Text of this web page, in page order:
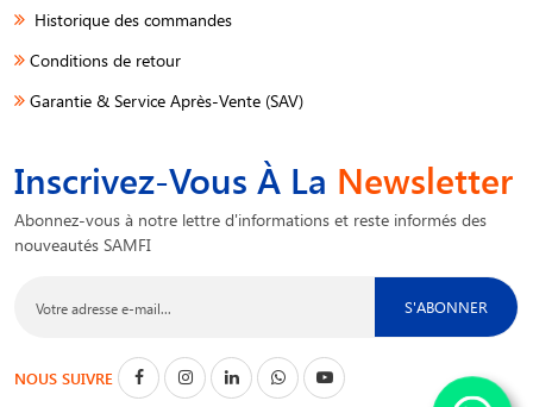
Historique des commandes
Conditions de retour
Garantie & Service Après-Vente (SAV)
Inscrivez-Vous À La Newsletter
Abonnez-vous à notre lettre d'informations et reste informés des
nouveautés SAMFI
S'ABONNER
NOUS SUIVRE